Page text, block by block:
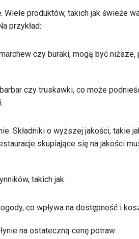
produktów, takich jak świeże
przykład:
czy buraki, mogą być
czy truskawki, co może
Składniki o wyższej jakości, takie
skupiające się na jakości
takich jak:
co wpływa na dostępność i
na ostateczną cenę potraw.